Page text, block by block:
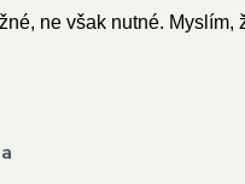
ne však nutné. Myslím,